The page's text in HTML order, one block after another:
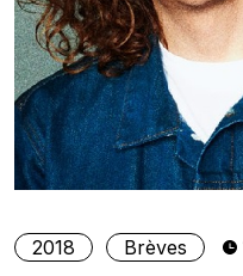
2018 Brèves